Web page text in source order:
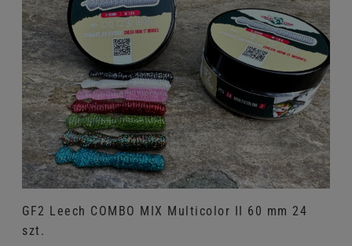
GF2 Leech COMBO MIX Multicolor II 60 mm 24
szt.